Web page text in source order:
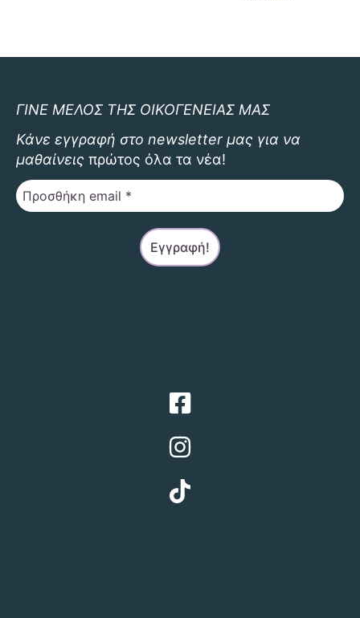
επιλογές
ΓΙΝΕ ΜΕΛΟΣ ΤΗΣ ΟΙΚΟΓΕΝΕΙΑΣ ΜΑΣ
Κάνε εγγραφή στο newsletter μας για να
μαθαίνεις πρώτος όλα τα νέα!